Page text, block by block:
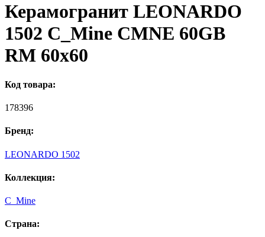
Керамогранит LEONARDO
1502 C_Mine CMNE 60GB
RM 60x60
Код товара:
178396
Бренд:
LEONARDO 1502
Коллекция:
C_Mine
Страна: